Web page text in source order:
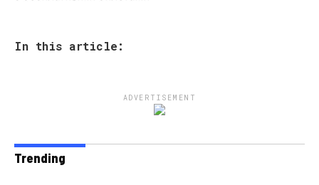
In this article:
ADVERTISEMENT
Trending